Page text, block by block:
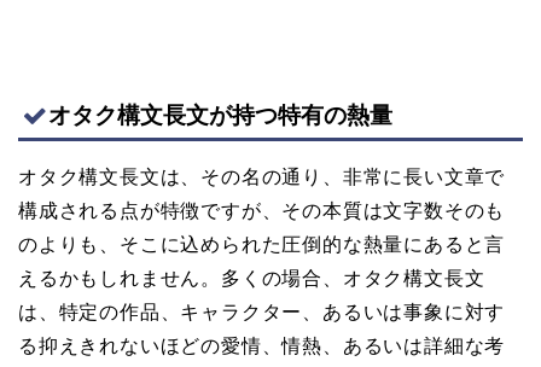
オタク構文長文が持つ特有の熱量
オタク構文長文は、その名の通り、非常に長い文章で
構成される点が特徴ですが、その本質は文字数そのも
のよりも、そこに込められた圧倒的な熱量にあると言
えるかもしれません。多くの場合、オタク構文長文
は、特定の作品、キャラクター、あるいは事象に対す
る抑えきれないほどの愛情、情熱、あるいは詳細な考